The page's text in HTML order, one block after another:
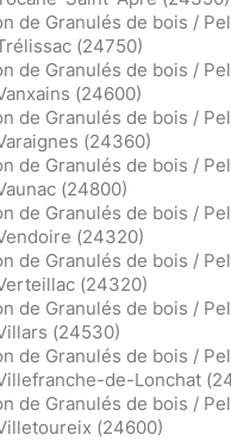
de Granulés de bois /
(24750)
de Granulés de bois /
(24600)
de Granulés de bois /
(24360)
de Granulés de bois /
(24800)
de Granulés de bois /
(24320)
de Granulés de bois /
(24320)
de Granulés de bois /
(24530)
de Granulés de bois /
de-Lonchat
de Granulés de bois /
(24600)